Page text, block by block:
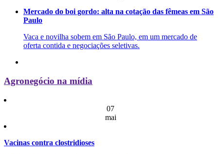
Mercado do boi gordo: alta na cotação das fêmeas em São
Paulo
Vaca e novilha sobem em São Paulo, em um mercado de
oferta contida e negociações seletivas.
Agronegócio na mídia
07
mai
Vacinas contra clostridioses